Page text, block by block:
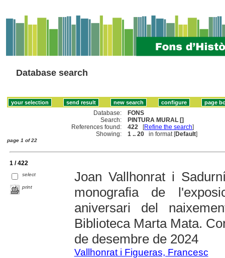
Database search
Database:
FONS
Search:
PINTURA MURAL []
References found:
422 [Refine the search]
Showing:
1 .. 20 in format [Default]
page 1 of 22
1 / 422
select
print
Joan Vallhonrat i
monografia de
aniversari del
Biblioteca Marta Mata.
de desembre de 2024
Vallhonrat i Figueras, Francesc